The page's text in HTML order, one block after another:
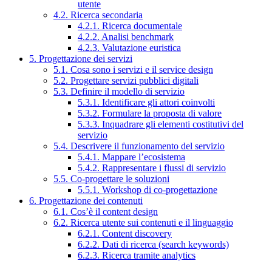
utente
4.2. Ricerca secondaria
4.2.1. Ricerca documentale
4.2.2. Analisi benchmark
4.2.3. Valutazione euristica
5. Progettazione dei servizi
5.1. Cosa sono i servizi e il service design
5.2. Progettare servizi pubblici digitali
5.3. Definire il modello di servizio
5.3.1. Identificare gli attori coinvolti
5.3.2. Formulare la proposta di valore
5.3.3. Inquadrare gli elementi costitutivi del
servizio
5.4. Descrivere il funzionamento del servizio
5.4.1. Mappare l’ecosistema
5.4.2. Rappresentare i flussi di servizio
5.5. Co-progettare le soluzioni
5.5.1. Workshop di co-progettazione
6. Progettazione dei contenuti
6.1. Cos’è il content design
6.2. Ricerca utente sui contenuti e il linguaggio
6.2.1. Content discovery
6.2.2. Dati di ricerca (search keywords)
6.2.3. Ricerca tramite analytics